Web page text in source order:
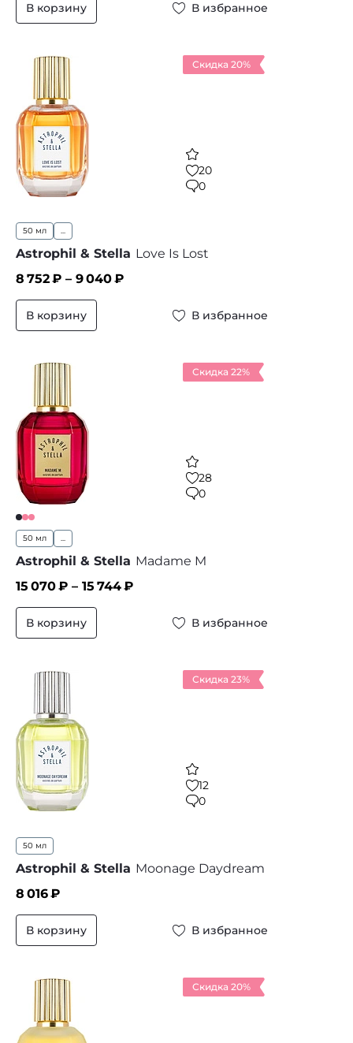
В корзину В избранное
Скидка 20%
20
0
50 мл ...
Astrophil & Stella Love Is Lost
8 752₽ – 9 040₽
В корзину В избранное
Скидка 22%
28
0
50 мл ...
Astrophil & Stella Madame M
15 070₽ – 15 744₽
В корзину В избранное
Скидка 23%
12
0
50 мл
Astrophil & Stella Moonage Daydream
8 016₽
В корзину В избранное
Скидка 20%